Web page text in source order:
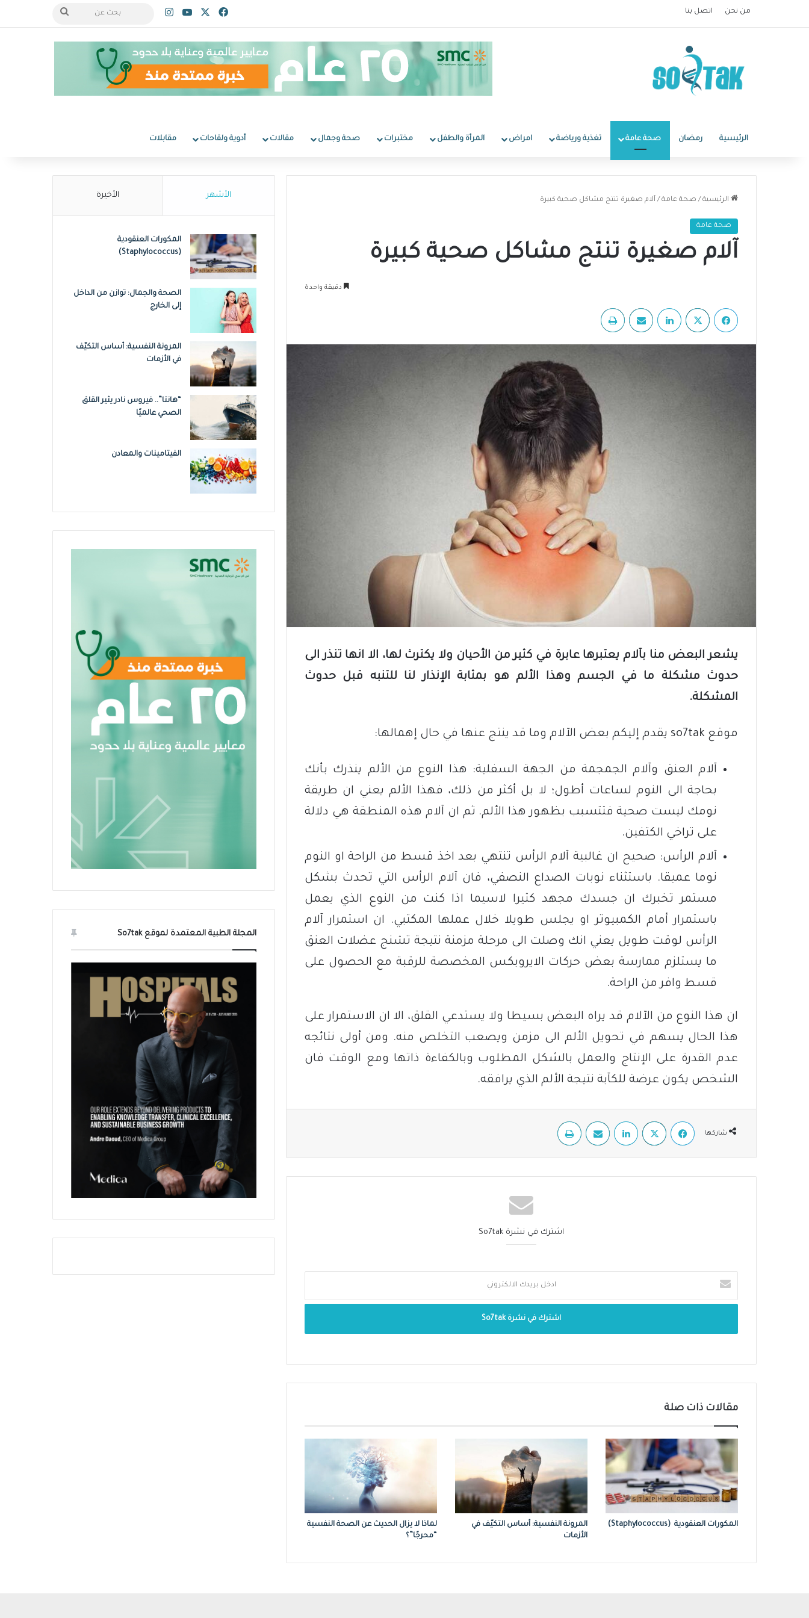
من نحن اتصل بنا فيسبوك‫YouTubeانستقرام بحث
الرئيسية رمضان صحة عامة تغذية ورياضة امراض المرأة والطفل مختبرات صحة وجمال مقالات أدوية ولقاحات مقابلات
الرئيسية / صحة عامة / آلام صغيرة تنتج مشاكل صحية كبيرة
صحة عامة
آلام صغيرة تنتج مشاكل صحية كبيرة
دقيقة واحدة
فيسبوك لينكدإن مشاركة عبر البريد
يشعر البعض منا بآلام يعتبرها عابرة في كثير من الأحيان ولا يكترث لها، الا انها تنذر الى
حدوث مشكلة ما في الجسم وهذا الألم هو بمثابة الإنذار لنا للتنبه قبل حدوث
المشكلة.
موقع so7tak يقدم إليكم بعض الآلام وما قد ينتج عنها في حال إهمالها:
آلام العنق وآلام الجمجمة من الجهة السفلية: هذا النوع من الألم ينذرك بأنك
بحاجة الى النوم لساعات أطول؛ لا بل أكثر من ذلك، فهذا الألم يعني ان طريقة
نومك ليست صحية فتتسبب بظهور هذا الألم. ثم ان آلام هذه المنطقة هي دلالة
على تراخي الكتفين.
آلام الرأس: صحيح ان غالبية آلام الرأس تنتهي بعد اخذ قسط من الراحة او النوم
نوما عميقا. باستثناء نوبات الصداع النصفي، فان آلام الرأس التي تحدث بشكل
مستمر تخبرك ان جسدك مجهد كثيرا لاسيما اذا كنت من النوع الذي يعمل
باستمرار أمام الكمبيوتر او يجلس طويلا خلال عملها المكتبي. ان استمرار آلام
الرأس لوقت طويل يعني انك وصلت الى مرحلة مزمنة نتيجة تشنج عضلات العنق
ما يستلزم ممارسة بعض حركات الايروبكس المخصصة للرقبة مع الحصول على
قسط وافر من الراحة.
ان هذا النوع من الآلام قد يراه البعض بسيطا ولا يستدعي القلق، الا ان الاستمرار على
هذا الحال يسهم في تحويل الألم الى مزمن ويصعب التخلص منه. ومن أولى نتائجه
عدم القدرة على الإنتاج والعمل بالشكل المطلوب وبالكفاءة ذاتها ومع الوقت فان
الشخص يكون عرضة للكآبة نتيجة الألم الذي يرافقه.
شاركها
فيسبوك لينكدإن مشاركة عبر البريد
اشترك في نشرة So7tak
مقالات ذات صلة
المكورات العنقودية (Staphylococcus)
المرونة النفسية: أساس التكيّف في
الأزمات
لماذا لا يزال الحديث عن الصحة النفسية
“محرجًا”؟
الأشهر الأخيرة
المكورات العنقودية
(Staphylococcus)
الصحة والجمال: توازن من الداخل
إلى الخارج
المرونة النفسية: أساس التكيّف
في الأزمات
“هانتا”.. فيروس نادر يثير القلق
الصحي عالميًا
الفيتامينات والمعادن
المجلة الطبية المعتمدة لموقع So7tak